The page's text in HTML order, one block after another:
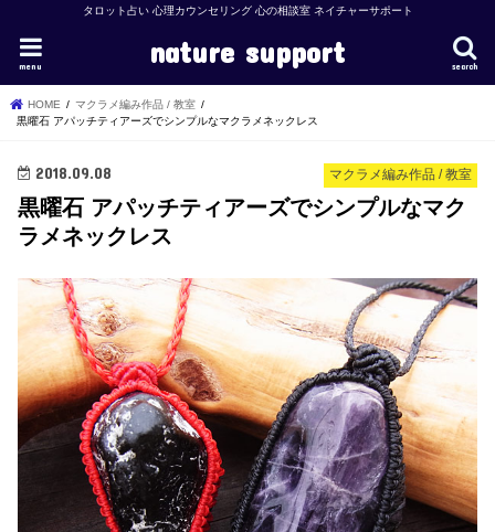
タロット占い 心理カウンセリング 心の相談室 ネイチャーサポート
nature support search
menu
HOME
マクラメ編み作品 / 教室
黒曜石 アパッチティアーズでシンプルなマクラメネックレス
マクラメ編み作品 / 教室
2018.09.08
黒曜石 アパッチティアーズでシンプルなマク
ラメネックレス